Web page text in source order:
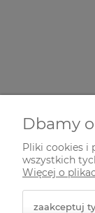
© 2026
Dbamy
Pliki cookies i
wszystkich
Więcej o
zaakceptuj